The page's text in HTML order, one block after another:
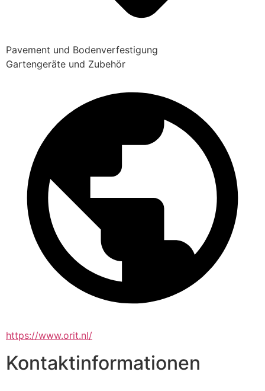
Pavement und Bodenverfestigung
Gartengeräte und Zubehör
https://www.orit.nl/
Kontaktinformationen